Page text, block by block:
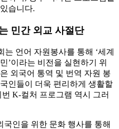
습니다.
민간 외교 사절단
언어 자원봉사를 통해 ‘세계
’이라는 비전을 실현하기 위
외국어 통역 및 번역 자원 봉
인들이 더욱 편리하게 생활할
K-컬처 프로그램 역시 그러
인을 위한 문화 행사를 통해